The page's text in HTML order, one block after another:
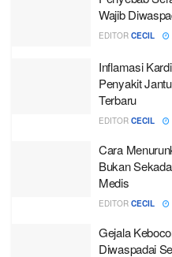
Wajib
EDITOR CECIL
Inflamasi
Penyakit
Terbaru
EDITOR CECIL
Cara
Bukan
Medis
EDITOR CECIL
Gejala
Diwaspadai